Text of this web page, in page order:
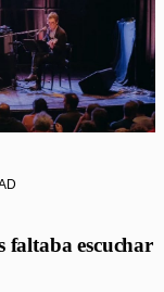
faltaba escuchar